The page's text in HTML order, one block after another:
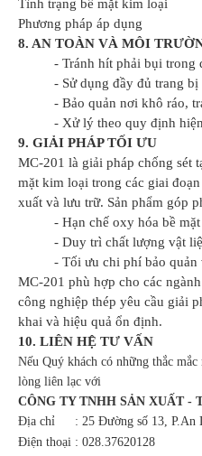
Tình trạng bề mặt kim loại
Phương pháp áp dụng
8. AN TOÀN VÀ MÔI
- Tránh hít phải bụi trong
- Sử dụng đầy đủ trang
- Bảo quản nơi khô ráo,
- Xử lý theo quy định
9. GIẢI PHÁP TỐI ƯU
MC-201 là giải pháp chống sét
mặt kim loại trong các giai
xuất và lưu trữ. Sản phẩm góp
- Hạn chế oxy hóa bề mặt
- Duy trì chất lượng vật
- Tối ưu chi phí bảo quản
MC-201 phù hợp cho các
công nghiệp thép yêu cầu giải
khai và hiệu quả ổn định.
10. LIÊN HỆ TƯ VẤN
Nếu Quý khách có những thắc
lòng liên lạc với
CÔNG TY TNHH SẢN XUẤT -
Địa chỉ
: 25 Đường số 13, P.An
Điện thoại : 028.37620128